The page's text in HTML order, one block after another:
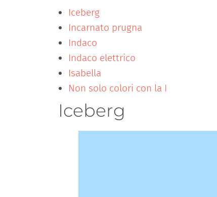
Iceberg
Incarnato prugna
Indaco
Indaco elettrico
Isabella
Non solo colori con la I
Iceberg